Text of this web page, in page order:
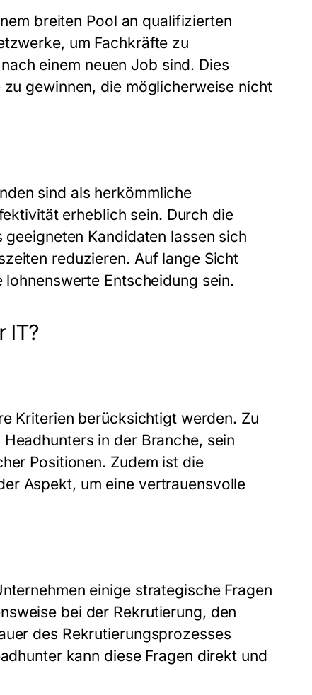
breiten Pool an qualifizierten
um Fachkräfte zu
einem neuen Job sind. Dies
gewinnen, die möglicherweise nicht
sind als herkömmliche
erheblich sein. Durch die
Kandidaten lassen sich
reduzieren. Auf lange Sicht
Entscheidung sein.
IT?
Kriterien berücksichtigt werden. Zu
in der Branche, sein
Positionen. Zudem ist die
Aspekt, um eine vertrauensvolle
einige strategische Fragen
bei der Rekrutierung, den
des Rekrutierungsprozesses
kann diese Fragen direkt und